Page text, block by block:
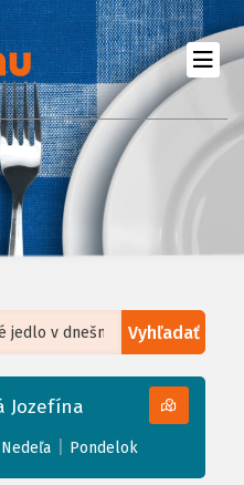
Vyhľadať
ofHumanitarian OpenStreetMap
Jozefína
Nedeľa Pondelok